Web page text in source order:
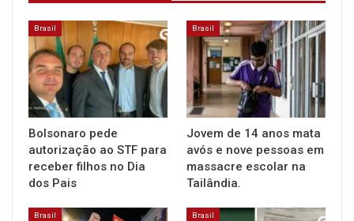
Brasil
Bolsonaro pede
autorização ao STF para
receber filhos no Dia
dos Pais
Brasil
Jovem de 14 anos mata
avós e nove pessoas em
massacre escolar na
Tailândia.
Brasil Brasil